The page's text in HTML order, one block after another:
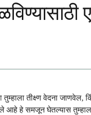
तीक्ष्ण वेदना जाणवेल,
आहे हे समजून घेतल्यास